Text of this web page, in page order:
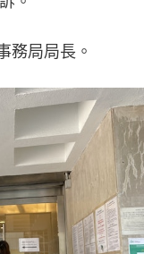
務局局長。